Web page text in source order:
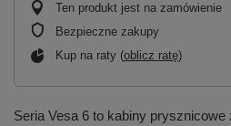
Ten produkt jest na zamówienie
Bezpieczne zakupy
Kup na raty (oblicz ratę)
Seria Vesa 6 to kabiny